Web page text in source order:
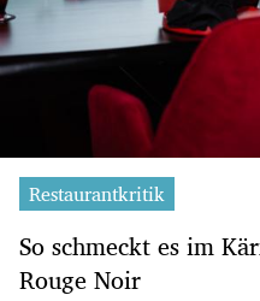
Restaurantkritik
So schmeckt es im
Rouge Noir